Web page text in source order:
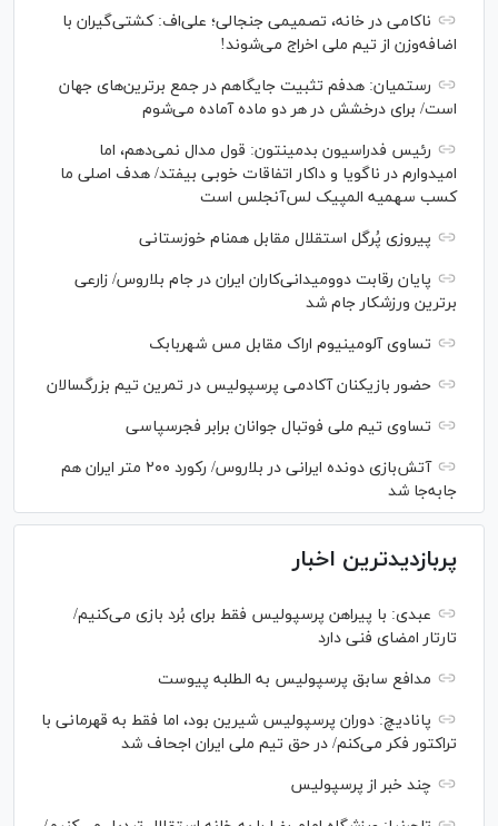
ناکامی در خانه، تصمیمی جنجالی؛ علی‌اف: کشتی‌گیران با
اضافه‌وزن از تیم ملی اخراج می‌شوند!
رستمیان: هدفم تثبیت جایگاهم در جمع برترین‌های جهان
است/ برای درخشش در هر دو ماده آماده می‌شوم
رئیس فدراسیون بدمینتون: قول مدال نمی‌دهم، اما
امیدوارم در ناگویا و داکار اتفاقات خوبی بیفتد/ هدف اصلی ما
کسب سهمیه المپیک لس‌آنجلس است
پیروزی پُرگل استقلال مقابل همنام خوزستانی
پایان رقابت دوومیدانی‌کاران ایران در جام بلاروس/ زارعی
برترین ورزشکار جام شد
تساوی آلومینیوم اراک مقابل مس شهربابک
حضور بازیکنان آکادمی پرسپولیس در تمرین تیم بزرگسالان
تساوی تیم ملی فوتبال جوانان برابر فجرسپاسی
آتش‌بازی دونده ایرانی در بلاروس/ رکورد ۲۰۰ متر ایران هم
جابه‌جا شد
پربازدیدترین اخبار
عبدی: با پیراهن پرسپولیس فقط برای بُرد بازی می‌کنیم/
تارتار امضای فنی دارد
مدافع سابق پرسپولیس به الطلبه پیوست
پانادیچ: دوران پرسپولیس شیرین بود، اما فقط به قهرمانی با
تراکتور فکر می‌کنم/ در حق تیم ملی ایران اجحاف شد
چند خبر از پرسپولیس